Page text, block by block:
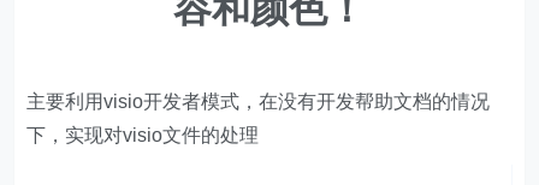
主要利用visio开发者模式，在没有开发帮助文档的情况
下，实现对visio文件的处理